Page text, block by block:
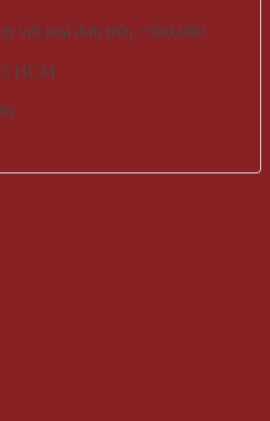
với hoá đơn trên >500.000
HCM